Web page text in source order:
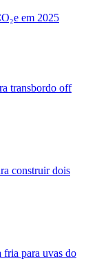
em 2025
transbordo off
construir dois
fria para uvas do